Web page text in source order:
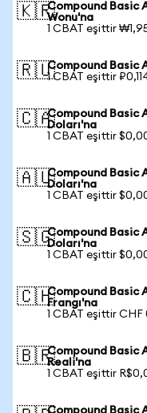
🇰🇷Compound Basic
Wonu'na
1 CBAT eşittir
🇷🇺Compound Basic
1 CBAT eşittir
🇨🇦Compound Basic
Doları'na
1 CBAT eşittir
🇦🇺Compound Basic
Doları'na
1 CBAT eşittir
🇸🇬Compound Basic
Doları'na
1 CBAT eşittir
🇨🇭Compound Basic
Frangı'na
1 CBAT eşittir CHF
🇧🇷Compound Basic
Reali'na
1 CBAT eşittir
Compound Basic